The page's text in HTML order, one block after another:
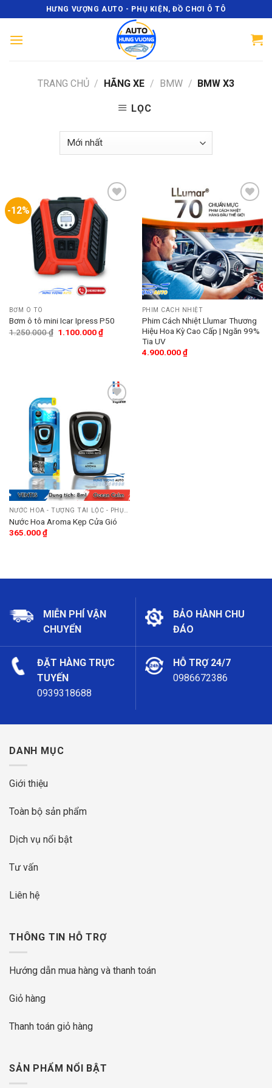
content
HƯNG VƯỢNG AUTO - PHỤ KIỆN, ĐỒ CHƠI Ô TÔ
TRANG CHỦ / HÃNG XE / BMW / BMW X3
LỌC
-12%
wishlist
BƠM Ô TÔ
Bơm ô tô mini Icar Ipress P50
1.250.000₫ 1.100.000₫
to
wishlist
PHIM CÁCH NHIỆT
Phim Cách Nhiệt Llumar Thương
Hiệu Hoa Kỳ Cao Cấp | Ngăn 99%
Tia UV
4.900.000₫
to
wishlist
NƯỚC HOA - TƯỢNG TÀI LỘC - PHỤ KIỆN
Nước Hoa Aroma Kẹp Cửa Gió
365.000₫
MIỄN PHÍ VẬN
CHUYỂN
BẢO HÀNH CHU
ĐÁO
ĐẶT HÀNG TRỰC
TUYẾN
0939318688
HỖ TRỢ 24/7
0986672386
DANH MỤC
Giới thiệu
Toàn bộ sản phẩm
Dịch vụ nổi bật
Tư vấn
Liên hệ
THÔNG TIN HỖ TRỢ
Hướng dẫn mua hàng và thanh toán
Giỏ hàng
Thanh toán giỏ hàng
SẢN PHẨM NỔI BẬT